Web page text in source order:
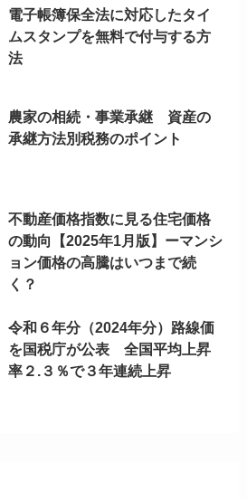
電子帳簿保全法に対応したタイ
ムスタンプを無料で付与する方
法
農家の相続・事業承継 資産の
承継方法別税務のポイント
不動産価格指数に見る住宅価格
の動向【2025年1月版】ーマンシ
ョン価格の高騰はいつまで続
く？
令和６年分（2024年分）路線価
を国税庁が公表 全国平均上昇
率２.３％で３年連続上昇